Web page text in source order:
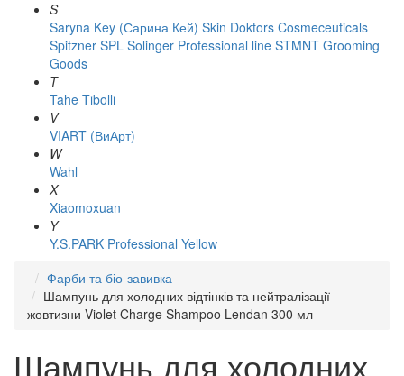
S
Saryna Key (Сарина Кей) Skin Doktors Cosmeceuticals
Spitzner SPL Solinger Professional line STMNT Grooming
Goods
T
Tahe Tibolli
V
VIART (ВиАрт)
W
Wahl
X
Xiaomoxuan
Y
Y.S.PARK Professional Yellow
Фарби та біо-завивка
Шампунь для холодних відтінків та нейтралізації
жовтизни Violet Charge Shampoo Lendan 300 мл
Шампунь для холодних